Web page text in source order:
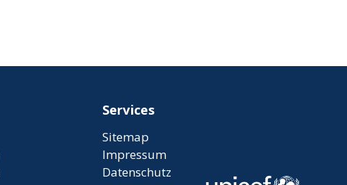
Services
Sitemap
Impressum
Datenschutz